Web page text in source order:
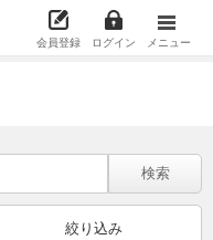
会員登録 ログイン メニュー
検索
絞り込み